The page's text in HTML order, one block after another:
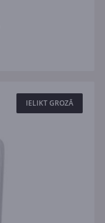
IELIKT GROZĀ